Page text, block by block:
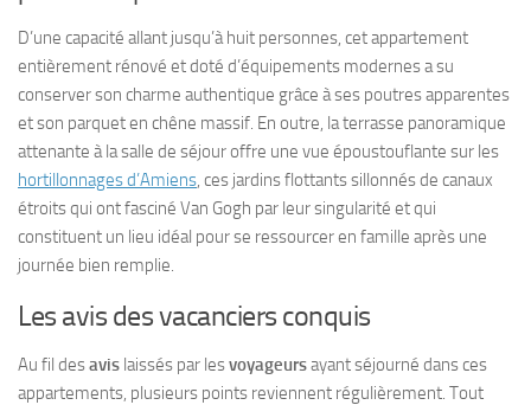
D’une capacité allant jusqu’à huit personnes, cet appartement
entièrement rénové et doté d’équipements modernes a su
conserver son charme authentique grâce à ses poutres apparentes
et son parquet en chêne massif. En outre, la terrasse panoramique
attenante à la salle de séjour offre une vue époustouflante sur les
hortillonnages d’Amiens, ces jardins flottants sillonnés de canaux
étroits qui ont fasciné Van Gogh par leur singularité et qui
constituent un lieu idéal pour se ressourcer en famille après une
journée bien remplie.
Les avis des vacanciers conquis
Au fil desavis laissés par lesvoyageursayant séjourné dans ces
appartements, plusieurs points reviennent régulièrement. Tout